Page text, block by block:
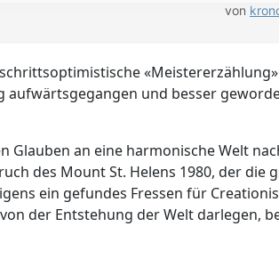
von
aufwärtsgegangen und besser
Glauben an eine harmonische Welt
des Mount St. Helens 1980, der die
ein gefundes Fressen für
der Entstehung der Welt darlegen,